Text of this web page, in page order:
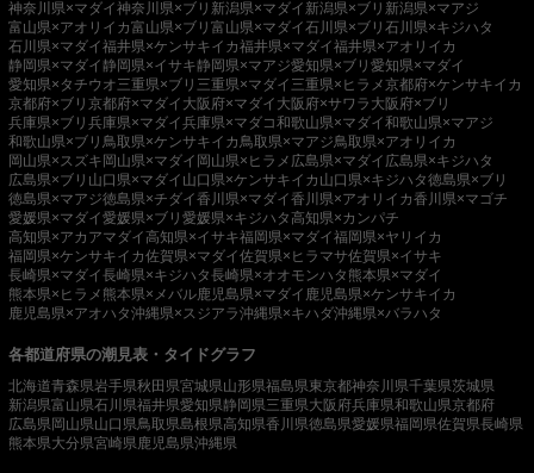
神奈川県×マダイ神奈川県×ブリ 新潟県×マダイ 新潟県×ブリ 新潟県×マアジ
富山県×アオリイカ富山県×ブリ 富山県×マダイ石川県×ブリ 石川県×キジハタ
石川県×マダイ福井県×ケンサキイカ福井県×マダイ福井県×アオリイカ
静岡県×マダイ静岡県×イサキ静岡県×マアジ愛知県×ブリ 愛知県×マダイ
愛知県×タチウオ三重県×ブリ 三重県×マダイ 三重県×ヒラメ京都府×ケンサキイカ
京都府×ブリ 京都府×マダイ 大阪府×マダイ 大阪府×サワラ 大阪府×ブリ
兵庫県×ブリ 兵庫県×マダイ兵庫県×マダコ和歌山県×マダイ和歌山県×マアジ
和歌山県×ブリ 鳥取県×ケンサキイカ 鳥取県×マアジ鳥取県×アオリイカ
岡山県×スズキ岡山県×マダイ 岡山県×ヒラメ 広島県×マダイ 広島県×キジハタ
広島県×ブリ 山口県×マダイ 山口県×ケンサキイカ 山口県×キジハタ徳島県×ブリ
徳島県×マアジ徳島県×チダイ香川県×マダイ香川県×アオリイカ香川県×マゴチ
愛媛県×マダイ愛媛県×ブリ 愛媛県×キジハタ高知県×カンパチ
高知県×アカアマダイ高知県×イサキ福岡県×マダイ福岡県×ヤリイカ
福岡県×ケンサキイカ佐賀県×マダイ佐賀県×ヒラマサ佐賀県×イサキ
長崎県×マダイ長崎県×キジハタ長崎県×オオモンハタ 熊本県×マダイ
熊本県×ヒラメ 熊本県×メバル鹿児島県×マダイ 鹿児島県×ケンサキイカ
鹿児島県×アオハタ沖縄県×スジアラ沖縄県×キハダ沖縄県×バラハタ
各都道府県の潮見表・タイドグラフ
北海道青森県岩手県秋田県宮城県山形県福島県東京都神奈川県千葉県茨城県
新潟県富山県石川県福井県愛知県静岡県三重県大阪府兵庫県和歌山県京都府
広島県岡山県山口県鳥取県島根県高知県香川県徳島県愛媛県福岡県佐賀県長崎県
熊本県大分県宮崎県 鹿児島県沖縄県